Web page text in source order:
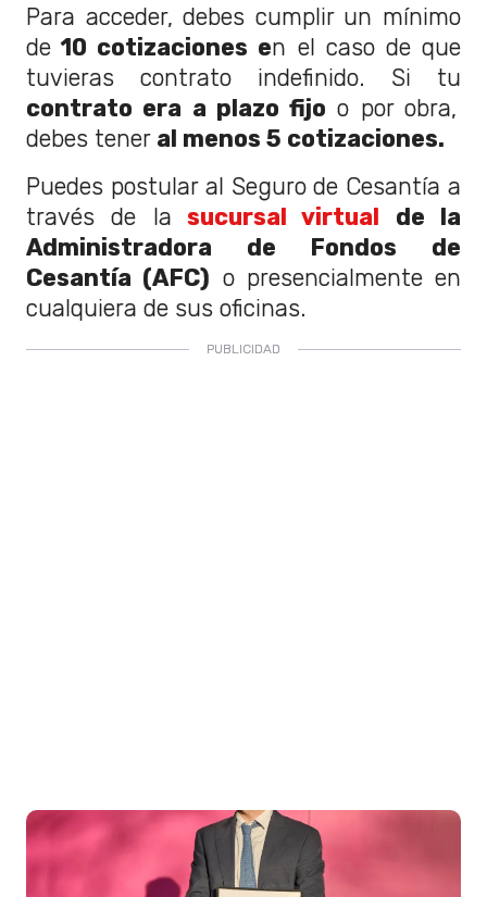
Para acceder, debes cumplir un mínimo
de 10 cotizaciones en el caso de que
tuvieras contrato indefinido. Si tu
contrato era a plazo fijo o por obra,
debes tener al menos 5 cotizaciones.
Puedes postular al Seguro de Cesantía a
través de la sucursal virtual de la
Administradora de Fondos de
Cesantía (AFC) o presencialmente en
cualquiera de sus oficinas.